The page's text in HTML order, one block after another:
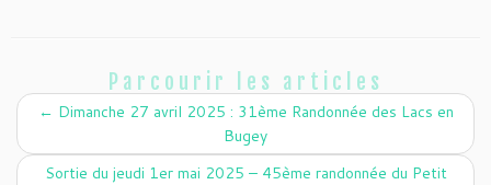
Parcourir les articles
← Dimanche 27 avril 2025 : 31ème Randonnée des Lacs en
Bugey
Sortie du jeudi 1er mai 2025 – 45ème randonnée du Petit